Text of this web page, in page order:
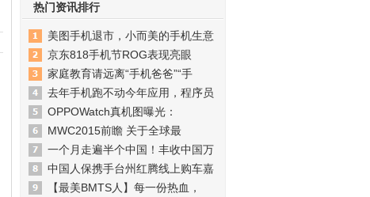
热门资讯排行
美图手机退市，小而美的手机生意
京东818手机节ROG表现亮眼
家庭教育请远离“手机爸爸”“手
去年手机跑不动今年应用，程序员
OPPOWatch真机图曝光：
MWC2015前瞻 关于全球最
一个月走遍半个中国！丰收中国万
中国人保携手台州红腾线上购车嘉
【最美BMTS人】每一份热血，